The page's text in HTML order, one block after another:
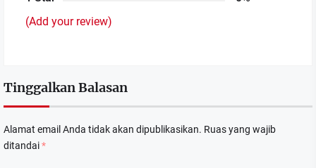
(Add your review)
Tinggalkan Balasan
Alamat email Anda tidak akan dipublikasikan. Ruas yang wajib
ditandai*